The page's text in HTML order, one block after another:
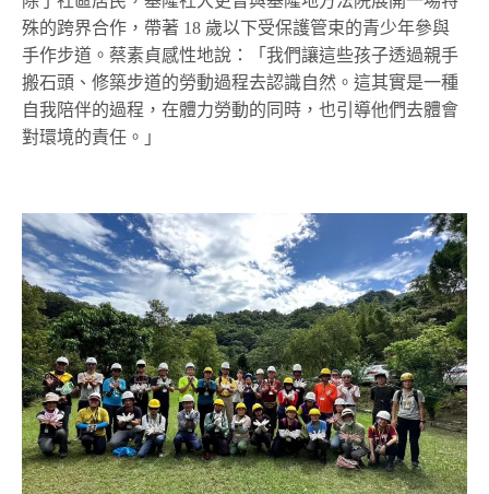
殊的跨界合作，帶著 18 歲以下受保護管束的青少年參與
手作步道。蔡素貞感性地說：「我們讓這些孩子透過親手
搬石頭、修築步道的勞動過程去認識自然。這其實是一種
自我陪伴的過程，在體力勞動的同時，也引導他們去體會
對環境的責任。」